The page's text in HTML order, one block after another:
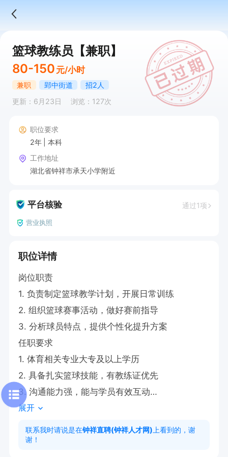
篮球教练员【兼职】
80-150 元/小时
兼职 郢中街道
招2人
更新：6月23日
浏览：127次
职位要求
2年
本科
工作地址
湖北省钟祥市承天小学附近
平台核验 通过1项
营业执照
职位详情
岗位职责
1. 负责制定篮球教学计划，开展日常训练
2. 组织篮球赛事活动，做好赛前指导
3. 分析球员特点，提供个性化提升方案
任职要求
1. 体育相关专业大专及以上学历
2. 具备扎实篮球技能，有教练证优先
3. 沟通能力强，能与学员有效互动
工作时间
周一至周四 17:20--18:20
周六周日上午 08:30--10:00
展开
联系我时请说是在钟祥直聘(钟祥人才网) 上看到的，谢
谢！